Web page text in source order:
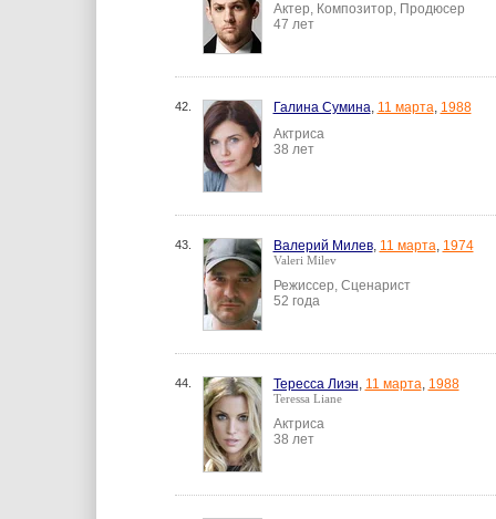
Актер, Композитор, Продюсер
47 лет
42. Галина Сумина, 11 марта, 1988
Актриса
38 лет
43. Валерий Милев, 11 марта, 1974
Valeri Milev
Режиссер, Сценарист
52 года
44. Тересса Лиэн, 11 марта, 1988
Teressa Liane
Актриса
38 лет